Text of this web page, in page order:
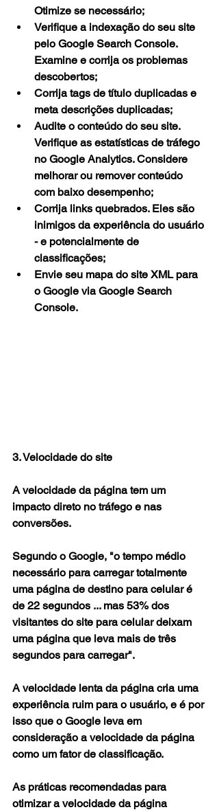
Otimize se necessário;
Verifique a indexação do seu site
pelo Google Search Console.
Examine e corrija os problemas
descobertos;
Corrija tags de título duplicadas e
meta descrições duplicadas;
Audite o conteúdo do seu site.
Verifique as estatísticas de tráfego
no Google Analytics. Considere
melhorar ou remover conteúdo
com baixo desempenho;
Corrija links quebrados. Eles são
inimigos da experiência do usuário
- e potencialmente de
classificações;
Envie seu mapa do site XML para
o Google via Google Search
Console.
3. Velocidade do site
A velocidade da página tem um
impacto direto no tráfego e nas
conversões.
Segundo o Google, "o tempo médio
necessário para carregar totalmente
uma página de destino para celular é
de 22 segundos ... mas 53% dos
visitantes do site para celular deixam
uma página que leva mais de três
segundos para carregar".
A velocidade lenta da página cria uma
experiência ruim para o usuário, e é por
isso que o Google leva em
consideração a velocidade da página
como um fator de classificação.
As práticas recomendadas para
otimizar a velocidade da página